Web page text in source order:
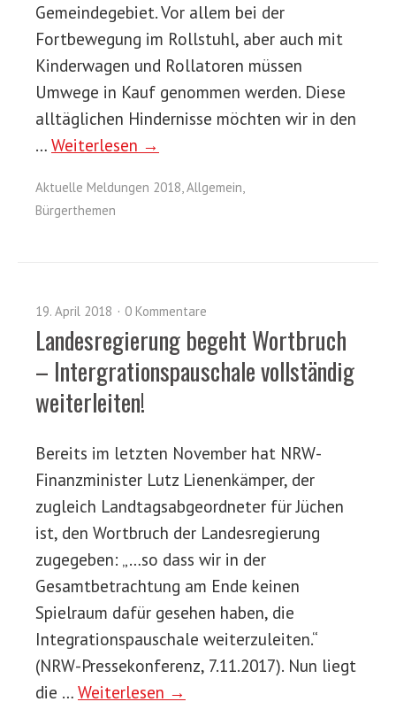
Gemeindegebiet. Vor allem bei der
Fortbewegung im Rollstuhl, aber auch mit
Kinderwagen und Rollatoren müssen
Umwege in Kauf genommen werden. Diese
alltäglichen Hindernisse möchten wir in den
… Weiterlesen →
Aktuelle Meldungen 2018,Allgemein,
Bürgerthemen
19. April 2018 0 Kommentare
Landesregierung begeht Wortbruch
– Intergrationspauschale vollständig
weiterleiten!
Bereits im letzten November hat NRW-
Finanzminister Lutz Lienenkämper, der
zugleich Landtagsabgeordneter für Jüchen
ist, den Wortbruch der Landesregierung
zugegeben: „…so dass wir in der
Gesamtbetrachtung am Ende keinen
Spielraum dafür gesehen haben, die
Integrationspauschale weiterzuleiten.“
(NRW-Pressekonferenz, 7.11.2017). Nun liegt
die … Weiterlesen →